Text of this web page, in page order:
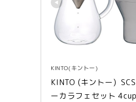
KINTO(キントー)
KINTO (キントー)
ーカラフェセット